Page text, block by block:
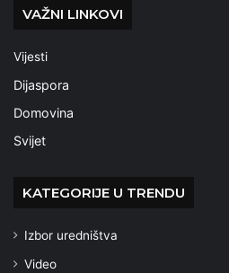
VAŽNI LINKOVI
Vijesti
Dijaspora
Domovina
Svijet
KATEGORIJE U TRENDU
Izbor uredništva
Video